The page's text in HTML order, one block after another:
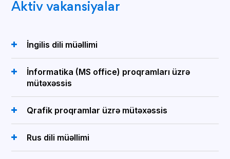
Aktiv vakansiyalar
İngilis dili müəllimi
İnformatika (MS office) proqramları üzrə
mütəxəssis
Qrafik proqramlar üzrə mütəxəssis
Rus dili müəllimi